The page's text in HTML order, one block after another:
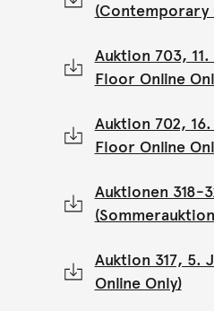
(Contemporary
Auktion 703,
Floor Online
Auktion 702,
Floor Online
Auktionen 318-
Auktion 317, 5.
Online Only)